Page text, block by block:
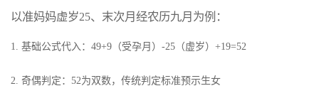
以准妈妈虚岁25、末次月经农历九月为例：
1. 基础公式代入：49+9（受孕月）-25（虚岁）+19=52
2. 奇偶判定：52为双数，传统判定标准预示生女